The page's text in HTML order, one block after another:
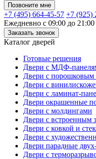
Позвоните мне
+7 (495) 664-45-57 +7 (925)
Ежедневно с 09:00 до 21:00
Заказать звонок
Каталог дверей
Готовые решения
Двери с МДФ-
Двери с
Двери с
Двери с ламинат-
Двери окрашенные
Двери с молдингами
Двери с встроенным
Двери с ковкой и
Двери с
Двери парадные
Двери с